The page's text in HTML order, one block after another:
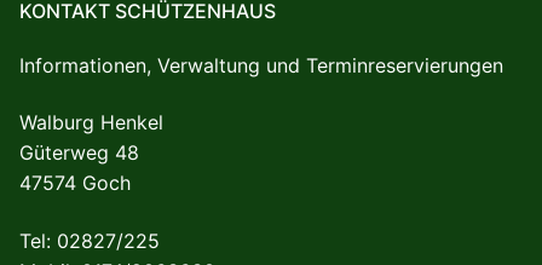
KONTAKT SCHÜTZENHAUS
Informationen, Verwaltung und Terminreservierungen
Walburg Henkel
Güterweg 48
47574 Goch
Tel: 02827/225